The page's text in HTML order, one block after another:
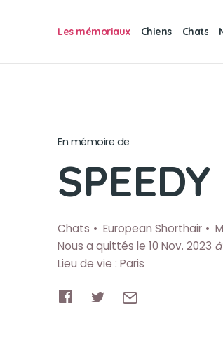
Les mémoriaux Chiens Chats
En mémoire de
SPEEDY
Chats European Shorthair
Nous a quittés le 10 Nov. 2023
Lieu de vie : Paris